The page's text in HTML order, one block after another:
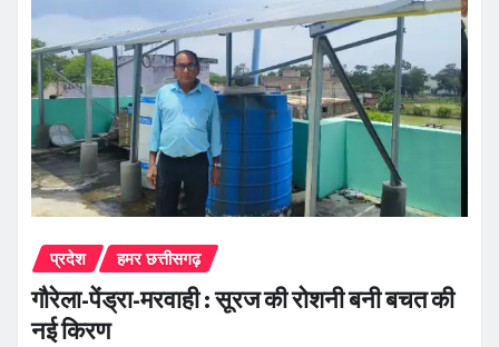
प्रदेश हमर छत्तीसगढ़
गौरेला-पेंड्रा-मरवाही : सूरज की रोशनी बनी बचत की
नई किरण